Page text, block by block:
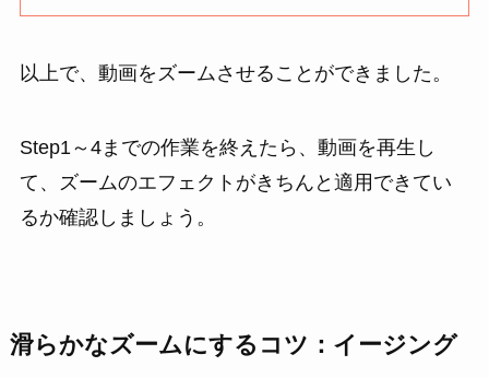
以上で、動画をズームさせることができました。
Step1～4までの作業を終えたら、動画を再生し
て、ズームのエフェクトがきちんと適用できてい
るか確認しましょう。
滑らかなズームにするコツ：イージング